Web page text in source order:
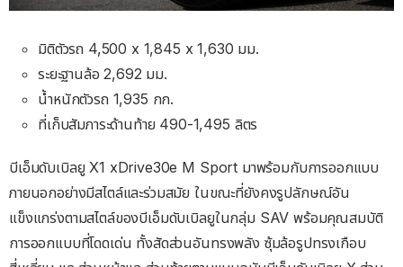
มิติตัวรถ 4,500 x 1,845 x 1,630 มม.
ระยะฐานล้อ 2,692 มม.
น้ำหนักตัวรถ 1,935 กก.
ที่เก็บสัมภาระด้านท้าย 490-1,495 ลิตร
บีเอ็มดับเบิลยู X1 xDrive30e M Sport มาพร้อมกับการออกแบบ
ภายนอกอย่างมีสไตล์และร่วมสมัย ในขณะที่ยังคงรูปลักษณ์อัน
แข็งแกร่งตามสไตล์ของบีเอ็มดับเบิลยูในกลุ่ม SAV พร้อมคุณสมบัติ
การออกแบบที่โดดเด่น ทั้งสัดส่วนอันทรงพลัง ซุ้มล้อรูปทรงเกือบ